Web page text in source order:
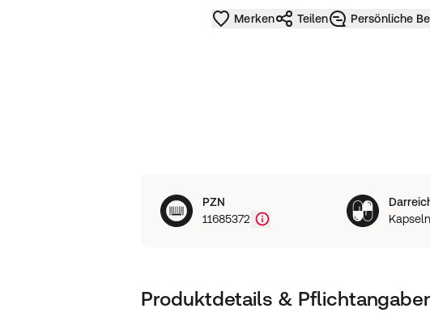
Merken Teilen Persönliche
PZN
11685372
Kapseln
Produktdetails &